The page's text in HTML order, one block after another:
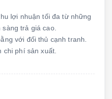
lợi nhuận tối đa từ những
trả giá cao.
với đối thủ cạnh tranh.
phí sản xuất.